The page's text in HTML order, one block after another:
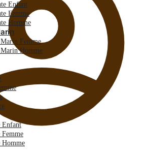
Enfant
Femme
Homme
Marin Femme
Marin Homme
Enfant
Femme
Homme